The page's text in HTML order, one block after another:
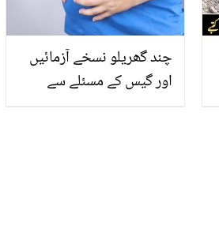
چند گھریلو نسخے آزمائیں
اور گیس کے مسئلے سے